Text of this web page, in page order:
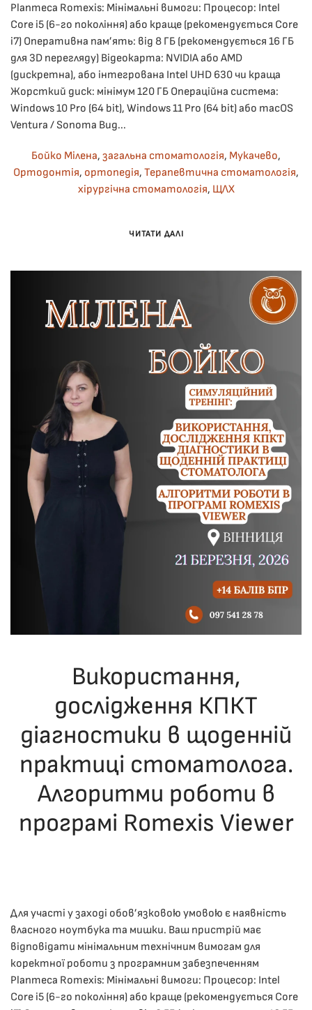
Planmeca Romexis: Мінімальні вимоги: Процесор: Intel
Core i5 (6-го покоління) або краще (рекомендується Core
i7) Оперативна пам’ять: від 8 ГБ (рекомендується 16 ГБ
для 3D перегляду) Відеокарта: NVIDIA або AMD
(дискретна), або інтегрована Intel UHD 630 чи краща
Жорсткий диск: мінімум 120 ГБ Операційна система:
Windows 10 Pro (64 bit), Windows 11 Pro (64 bit) або macOS
Ventura / Sonoma Вид...
Бойко Мілена, загальна стоматологія, Мукачево,
Ортодонтія, ортопедія, Терапевтична стоматологія,
хірургічна стоматологія, ЩЛХ
ЧИТАТИ ДАЛІ
Використання,
дослідження КПКТ
діагностики в щоденній
практиці стоматолога.
Алгоритми роботи в
програмі Romexis Viewer
Для участі у заході обов’язковою умовою є наявність
власного ноутбука та мишки. Ваш пристрій має
відповідати мінімальним технічним вимогам для
коректної роботи з програмним забезпеченням
Planmeca Romexis: Мінімальні вимоги: Процесор: Intel
Core i5 (6-го покоління) або краще (рекомендується Core